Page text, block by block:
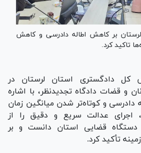
بر کاهش اطاله دادرسی و کاهش
تاکید کرد.
کل دادگستری استان لرستان در
و قضات دادگاه تجدیدنظر، با اشاره
و کوتاه‌تر شدن میانگین زمان
اجرای عدالت سریع و دقیق را از
دستگاه قضایی استان دانست و بر
تأکید کرد.